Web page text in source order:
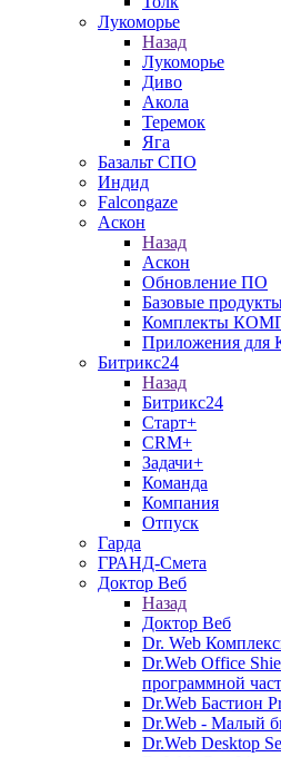
Лукоморье
Назад
Лукоморье
Диво
Акола
Теремок
Яга
Базальт СПО
Индид
Falcongaze
Аскон
Назад
Аскон
Обновление ПО
Базовые
Комплекты
Приложения
Битрикс24
Назад
Битрикс24
Старт+
CRM+
Задачи+
Команда
Компания
Отпуск
Гарда
ГРАНД-Смета
Доктор Веб
Назад
Доктор Веб
Dr. Web
Dr.Web Office
программной
Dr.Web Бастион
Dr.Web - Малый
Dr.Web Desktop